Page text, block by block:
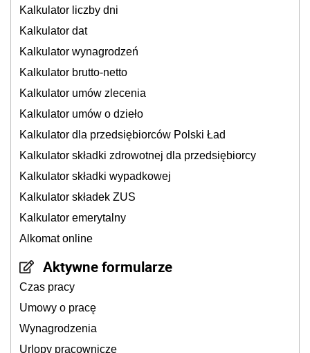
Kalkulator liczby dni
Kalkulator dat
Kalkulator wynagrodzeń
Kalkulator brutto-netto
Kalkulator umów zlecenia
Kalkulator umów o dzieło
Kalkulator dla przedsiębiorców Polski Ład
Kalkulator składki zdrowotnej dla przedsiębiorcy
Kalkulator składki wypadkowej
Kalkulator składek ZUS
Kalkulator emerytalny
Alkomat online
Aktywne formularze
Czas pracy
Umowy o pracę
Wynagrodzenia
Urlopy pracownicze